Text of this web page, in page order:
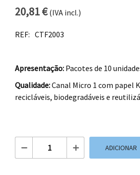
20,81€(IVA incl.)
REF: CTF2003
Apresentação: Pacotes de 10
Qualidade:Canal Micro 1 com papel
recicláveis, biodegradáveis e
ADICIONAR